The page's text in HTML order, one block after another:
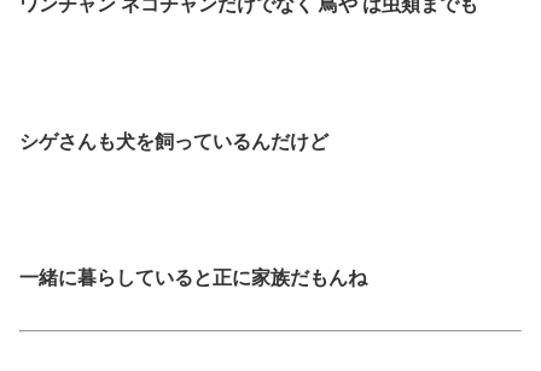
ワンチャン ネコチャンだけでなく 鳥や は虫類までも
シゲさんも犬を飼っているんだけど
一緒に暮らしていると正に家族だもんね